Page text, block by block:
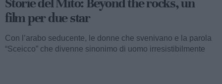
Valentino fu consacrato attore internazionale, come abbiamo
visto, con il film “I quattro cavalieri dell’Apocalisse”. Così
cominciava...